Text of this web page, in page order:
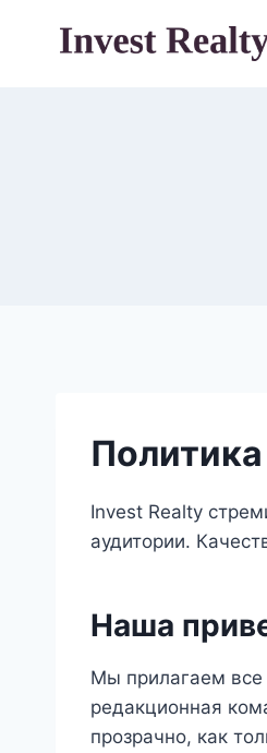
Invest Realty
аудитории.
Наша
Мы прилагаем все
редакционная
прозрачно, как